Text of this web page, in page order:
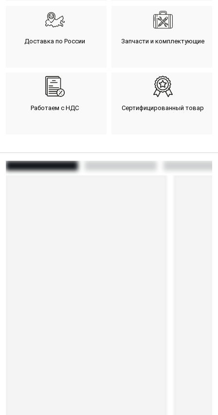
Доставка по России Запчасти и комплектующие
Работаем с НДС Сертифицированный товар